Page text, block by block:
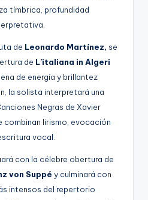
tímbrica, profundidad
de Leonardo Martínez, se
de L’italiana in Algeri
llena de energía y brillantez
la solista interpretará una
Negras de Xavier
combinan lirismo, evocación
vocal.
con la célebre obertura de
von Suppé y culminará con
intensos del repertorio